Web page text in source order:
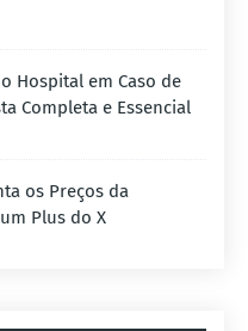
Hospital em Caso de
Completa e Essencial
os Preços da
Plus do X